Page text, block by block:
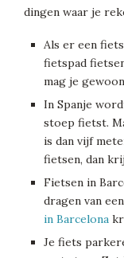
dingen waar je
Als er een
fietspad
mag je
In Spanje
stoep fietst.
is dan vijf
fietsen, dan
Fietsen in
dragen van
in Barcelona
Je fiets